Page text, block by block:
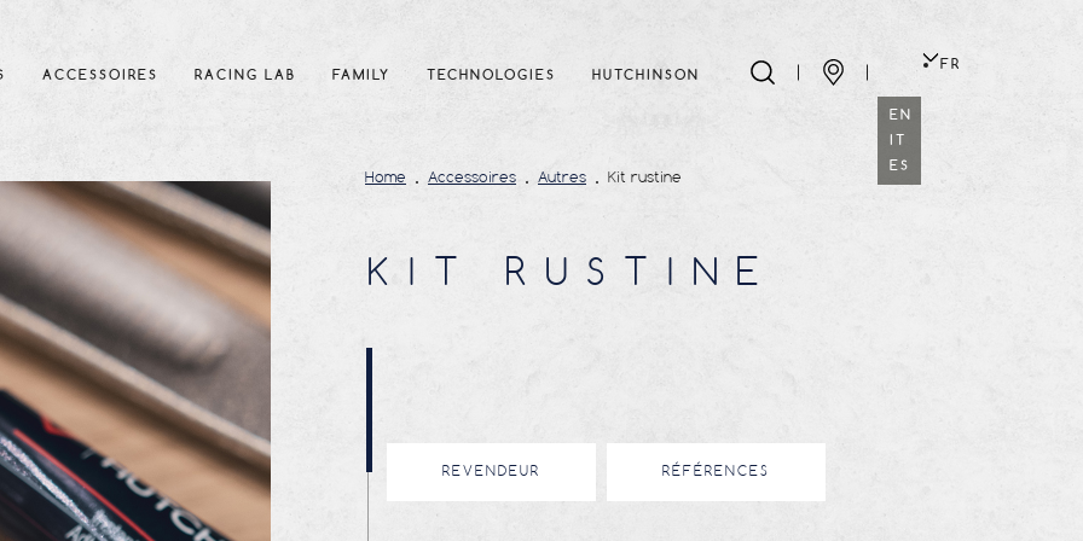
ACCESSOIRES RACING LAB FAMILY TECHNOLOGIES HUTCHINSON
FR
EN
IT
ES
Home Accessoires Autres Kit rustine
KIT RUSTINE
REVENDEUR RÉFÉRENCES